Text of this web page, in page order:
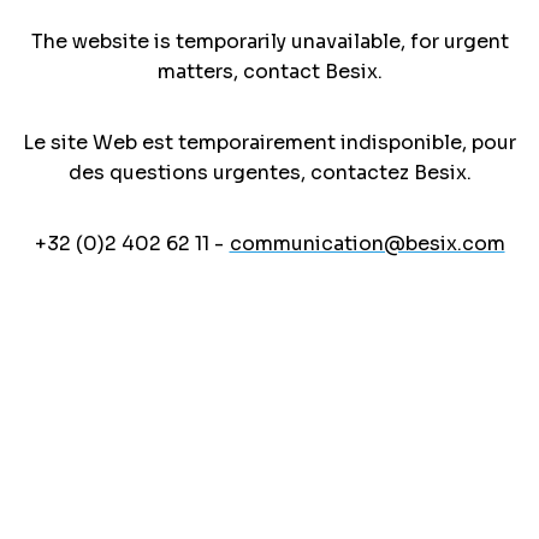
The website is temporarily unavailable, for urgent
matters, contact Besix.
Le site Web est temporairement indisponible, pour
des questions urgentes, contactez Besix.
+32 (0)2 402 62 11 - communication@besix.com